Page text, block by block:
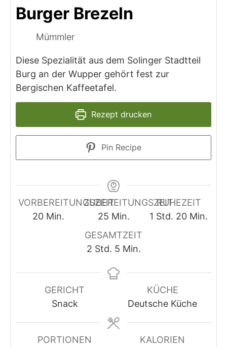
Burger Brezeln
Mümmler
Diese Spezialität aus dem Solinger Stadtteil
Burg an der Wupper gehört fest zur
Bergischen Kaffeetafel.
Rezept drucken
Pin Recipe
VORBEREITUNGSZEIT
20Minuten
Min.
ZUBEREITUNGSZEIT
25Minuten
Min.
RUHEZEIT
1 Stunde
Std. 20Minuten
Min.
GESAMTZEIT
2Stunden
Std. 5Minuten
Min.
GERICHT
Snack
KÜCHE
Deutsche Küche
PORTIONEN
KALORIEN